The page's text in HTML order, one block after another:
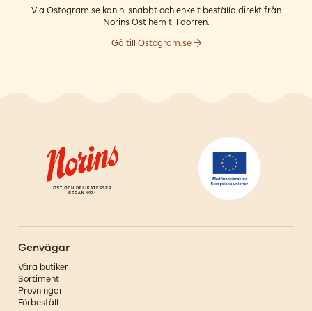
Via Ostogram.se kan ni snabbt och enkelt beställa direkt från
Norins Ost hem till dörren.
Gå till Ostogram.se
Genvägar
Våra butiker
Sortiment
Provningar
Förbeställ